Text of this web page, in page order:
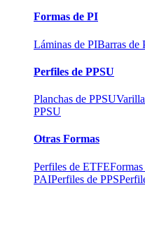
Formas de PI
Láminas de PIBarras de
Perfiles de PPSU
Planchas de PPSU
PPSU
Otras Formas
Perfiles de ETFE
PAIPerfiles de PPS